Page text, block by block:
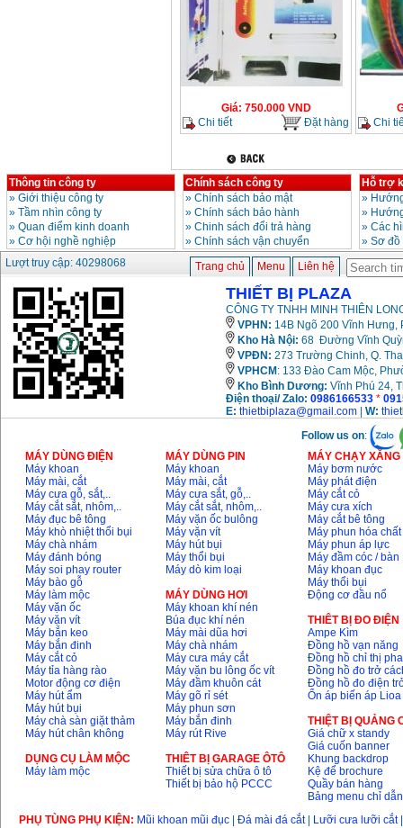
Giá: 750.000VND
Chi tiết
Đặt hàng
Chi
Thông tin công ty
» Giới thiệu công ty
» Tầm nhìn công ty
» Quan điểm kinh doanh
» Cơ hội nghề nghiệp
Chính sách công ty
» Chính sách bảo mật
» Chính sách bảo hành
» Chinh sách đổi trả hàng
» Chính sách vận chuyển
Hỗ trợ
»
»
» Các
» Sơ
Lượt truy cập: 40298068
Trang chủ Menu Liên hệ
THIẾT BỊ PLAZA
CÔNG TY TNHH MINH THIÊN
VPHN: 14B Ngõ 200 Vĩnh Hưng,
Kho Hà Nội: 68 Đường Vĩnh
VPĐN: 273 Trường Chinh, Q.
VPHCM : 133 Đào Cam Mộc,
Kho Bình Dương: Vĩnh Phú 24,
Điện thoại/ Zalo: 0986166533 *
E: thietbiplaza@gmail.com W:
Follow us on:
MÁY DÙNG ĐIỆN
Máy khoan
Máy mài, cắt
Máy cưa gỗ, sắt,..
Máy cắt sắt, nhôm,..
Máy đục bê tông
Máy khò nhiệt thổi bụi
Máy chà nhám
Máy đánh bóng
Máy soi phay router
Máy bào gỗ
Máy làm mộc
Máy vặn ốc
Máy vặn vít
Máy bắn keo
Máy bắn đinh
Máy cắt cỏ
Máy tỉa hàng rào
Motor động cơ điện
Máy hút ẩm
Máy hút bụi
Máy chà sàn giặt thảm
Máy hút chân không
DỤNG CỤ LÀM MỘC
Máy làm mộc
MÁY DÙNG PIN
Máy khoan
Máy mài, cắt
Máy cưa sắt, gỗ,..
Máy cắt sắt, nhôm,..
Máy vặn ốc bulông
Máy vặn vít
Máy hút bụi
Máy thổi bụi
Máy dò kim loại
MÁY DÙNG HƠI
Máy khoan khí nén
Búa đục khí nén
Máy mài dũa hơi
Máy chà nhám
Máy cưa máy cắt
Máy vặn bu lông ốc vít
Máy đầm khuôn cát
Máy gõ rỉ sét
Máy phun sơn
Máy bắn đinh
Máy rút Rive
THIÊT BỊ GARAGE ÔTÔ
Thiết bị sửa chữa ô tô
Thiết bị bảo hộ PCCC
MÁY CHẠY
Máy bơm nước
Máy phát điện
Máy cắt cỏ
Máy cưa xích
Máy cắt bê tông
Máy phun hóa chất
Máy phun áp lực
Máy đầm cóc / bàn
Máy khoan đục
Máy thổi bụi
Động cơ đầu nổ
THIÊT BỊ ĐO ĐIỆN
Ampe Kìm
Đồng hồ vạn năng
Đồng hồ chỉ thị pha
Đồng hồ đo trở
Đồng hồ đo điện
Ổn áp biến áp Lioa
THIỆT BỊ QUẢNG
Giá chữ x standy
Giá cuốn banner
Khung backdrop
Kệ để brochure
Quầy bán hàng
Bảng menu chỉ dẫn
PHỤ TÙNG PHỤ KIỆN: Mũi khoan mũi đục Đá mài đá cắt| Lưỡi cưa lưỡi cắt